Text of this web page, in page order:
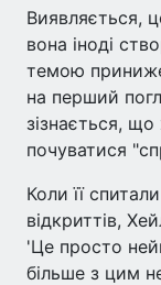
Виявляється,
вона іноді
темою
на перший
зізнається,
почуватися
Коли її
відкриттів,
'Це просто
більше з цим